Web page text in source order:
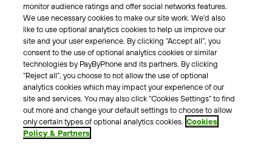
Unser Team
Karriere
Presse
Blog
Kontakt & Hilfe
Kontakt
Support
Pressekontakt
monitor audience ratings and offer social networks features.
We use necessary cookies to make our site work. We'd also
like to use optional analytics cookies to help us improve our
site and your user experience. By clicking “Accept all”, you
consent to the use of optional analytics cookies or similar
technologies by PayByPhone and its partners. By clicking
“Reject all”, you choose to not allow the use of optional
analytics cookies which may impact your experience of our
site and services. You may also click “Cookies Settings” to find
out more and change your default settings to choose to allow
only certain types of optional analytics cookies. Cookies
Policy & Partners